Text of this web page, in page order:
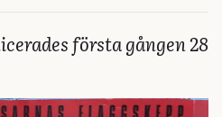
första gången 28